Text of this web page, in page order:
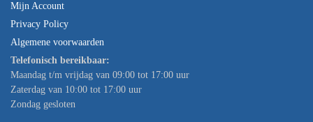
Mijn Account
Privacy Policy
Algemene voorwaarden
Telefonisch bereikbaar:
Maandag t/m vrijdag van 09:00 tot 17:00 uur
Zaterdag van 10:00 tot 17:00 uur
Zondag gesloten